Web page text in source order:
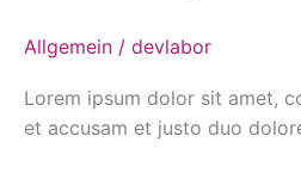
Allgemein / devlabor
Lorem ipsum dolor sit amet,
et accusam et justo duo